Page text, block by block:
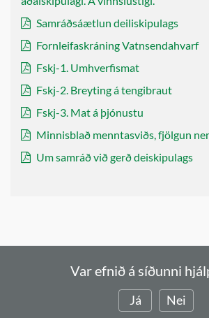
Samráðsáætlun deiliskipulags
Fornleifaskráning Vatnsendahvarf
Fskj-1. Umhverfismat
Fskj-2. Breyting á tengibraut
Fskj-3. Mat á þjónustu
Minnisblað menntasviðs, fjölgun
Um samráð við gerð deiskipulags
Var efnið á síðunni
Já Nei